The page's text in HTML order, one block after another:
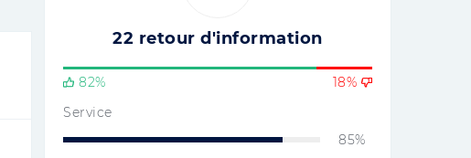
22 retour d'information
82%
18%
Service
85%